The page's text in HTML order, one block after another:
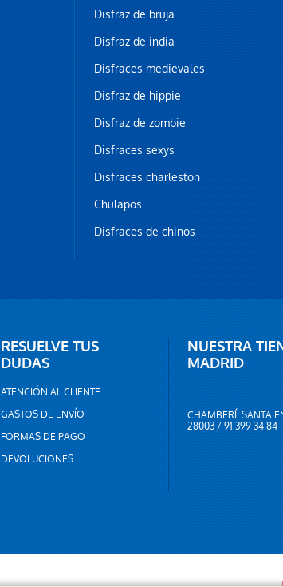
Disfraz de bruja
Disfraz de india
Disfraces medievales
Disfraz de hippie
Disfraz de zombie
Disfraces sexys
Disfraces charleston
Chulapos
Disfraces de chinos
RESUELVE TUS
DUDAS
ATENCIÓN AL CLIENTE
GASTOS DE ENVÍO
FORMAS DE PAGO
DEVOLUCIONES
NUESTRA
MADRID
CHAMBERÍ: SANTA
28003 / 91 399 34 84